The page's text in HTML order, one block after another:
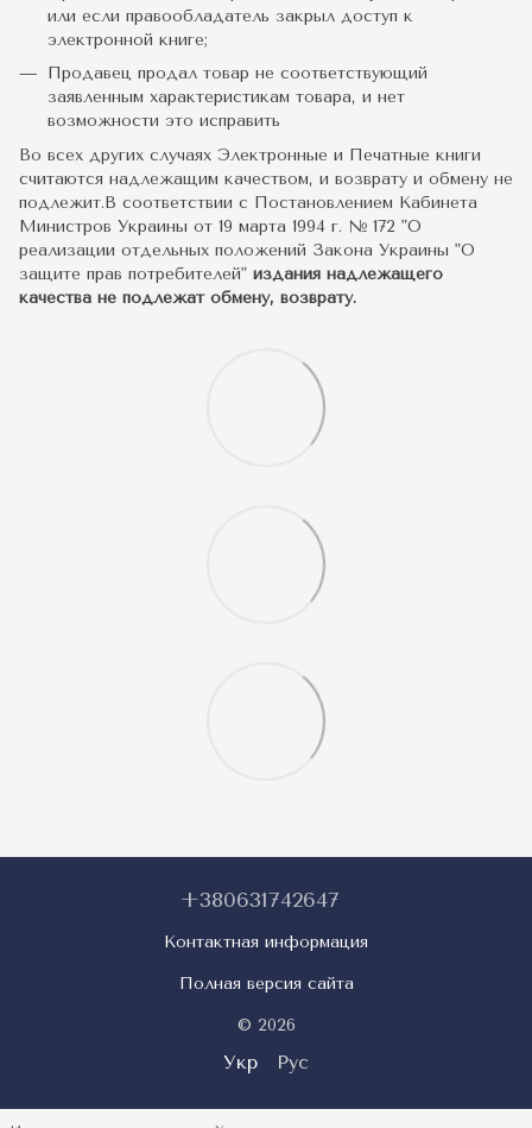
или если правообладатель закрыл доступ к
электронной книге;
Продавец продал товар не соответствующий
заявленным характеристикам товара, и нет
возможности это исправить
Во всех других случаях Электронные и Печатные книги
считаются надлежащим качеством, и возврату и обмену не
подлежит.В соответствии с Постановлением Кабинета
Министров Украины от 19 марта 1994 г. № 172 "О
реализации отдельных положений Закона Украины "О
защите прав потребителей" издания надлежащего
качества не подлежат обмену, возврату.
+380631742647
Контактная информация
Полная версия сайта
© 2026
Укр Рус